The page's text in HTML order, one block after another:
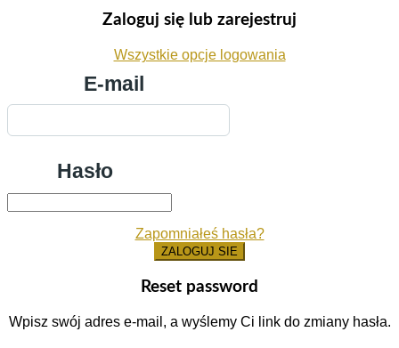
Zaloguj się lub zarejestruj
Wszystkie opcje logowania
E-mail
Hasło
Zapomniałeś hasła?
ZALOGUJ SIE
Reset password
Wpisz swój adres e-mail, a wyślemy Ci link do zmiany hasła.